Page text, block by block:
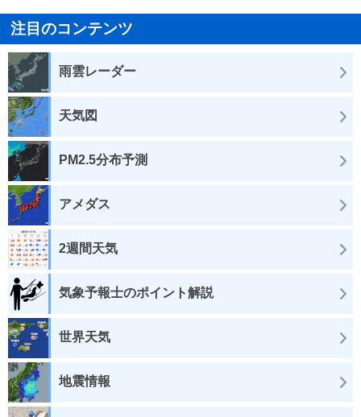
注目のコンテンツ
雨雲レーダー
天気図
PM2.5分布予測
アメダス
2週間天気
気象予報士のポイント解説
世界天気
地震情報